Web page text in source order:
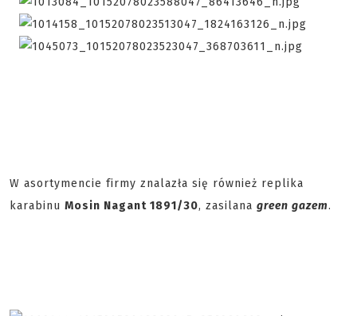
W asortymencie firmy znalazła się również replika
karabinu Mosin Nagant 1891/30, zasilana green gazem.